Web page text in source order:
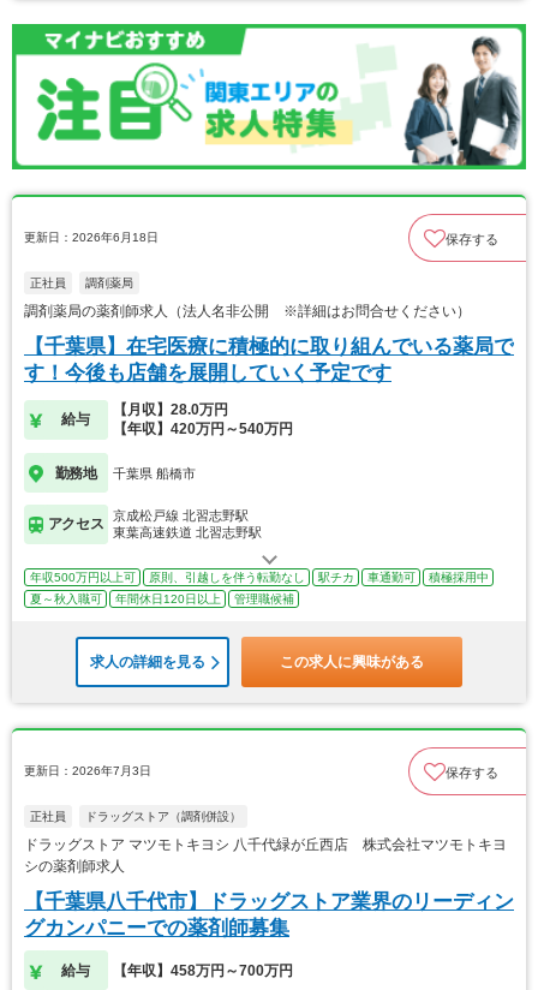
更新日：2026年6月18日 保存する
正社員 調剤薬局
調剤薬局の薬剤師求人（法人名非公開 ※詳細はお問合せください）
【千葉県】在宅医療に積極的に取り組んでいる薬局で
す！今後も店舗を展開していく予定です
給与
【月収】28.0万円
【年収】420万円～540万円
勤務地 千葉県 船橋市
アクセス
京成松戸線 北習志野駅
東葉高速鉄道 北習志野駅
年収500万円以上可 原則、引越しを伴う転勤なし 駅チカ 車通勤可
積極採用中
夏～秋入職可
年間休日120日以上 管理職候補
求人の詳細を見る この求人に興味がある
更新日：2026年7月3日 保存する
正社員 ドラッグストア（調剤併設）
ドラッグストア マツモトキヨシ 八千代緑が丘西店 株式会社マツモトキヨ
シの薬剤師求人
【千葉県八千代市】ドラッグストア業界のリーディン
グカンパニーでの薬剤師募集
給与 【年収】458万円～700万円